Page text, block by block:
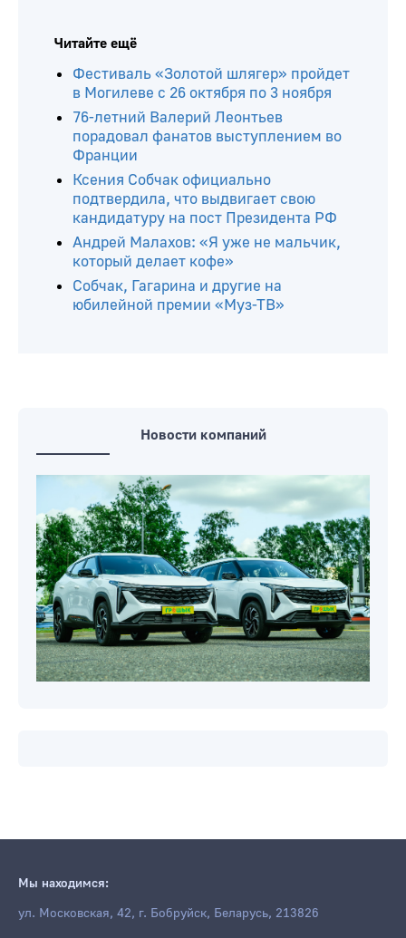
Читайте ещё
Фестиваль «Золотой шлягер» пройдет
в Могилеве с 26 октября по 3 ноября
76-летний Валерий Леонтьев
порадовал фанатов выступлением во
Франции
Ксения Собчак официально
подтвердила, что выдвигает свою
кандидатуру на пост Президента РФ
Андрей Малахов: «Я уже не мальчик,
который делает кофе»
Собчак, Гагарина и другие на
юбилейной премии «Муз-ТВ»
Новости компаний
Мы находимся:
ул. Московская, 42, г. Бобруйск, Беларусь, 213826